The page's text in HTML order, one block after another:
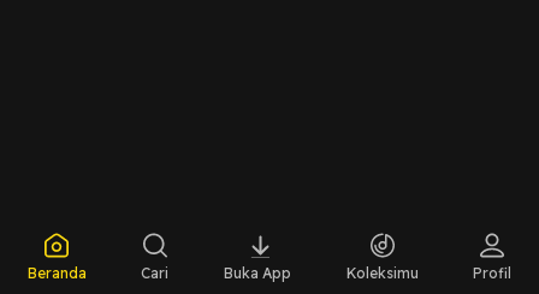
Beranda Cari Buka App Koleksimu Profil